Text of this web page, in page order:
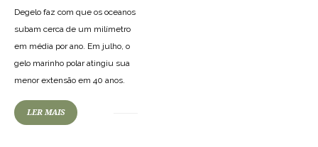
Degelo faz com que os oceanos
subam cerca de um milímetro
em média por ano. Em julho, o
gelo marinho polar atingiu sua
menor extensão em 40 anos.
LER MAIS